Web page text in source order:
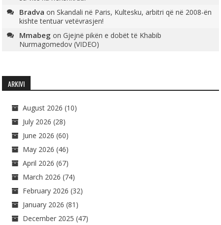
Bradva onSkandali në Paris, Kultesku, arbitri që në 2008-ën
kishte tentuar vetëvrasjen!
Mmabeg onGjejnë pikën e dobët të Khabib
Nurmagomedov (VIDEO)
ARKIVI
August 2026 (10)
July 2026 (28)
June 2026 (60)
May 2026 (46)
April 2026 (67)
March 2026 (74)
February 2026 (32)
January 2026 (81)
December 2025 (47)